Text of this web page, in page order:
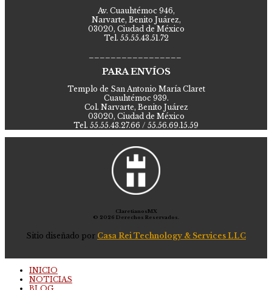
Av. Cuauhtémoc 946,
Narvarte, Benito Juárez,
03020, Ciudad de México
Tel. 55.55.43.51.72
PARA ENVÍOS
Templo de San Antonio María Claret
Cuauhtémoc 939.
Col. Narvarte, Benito Juárez
03020, Ciudad de México
Tel. 55.55.43.27.66 / 55.56.69.15.59
ClaretianosMX
© 2026 Derechos Reservados.
Sitio diseñado por Casa Rei Technology & Services LLC
INICIO
NOTICIAS